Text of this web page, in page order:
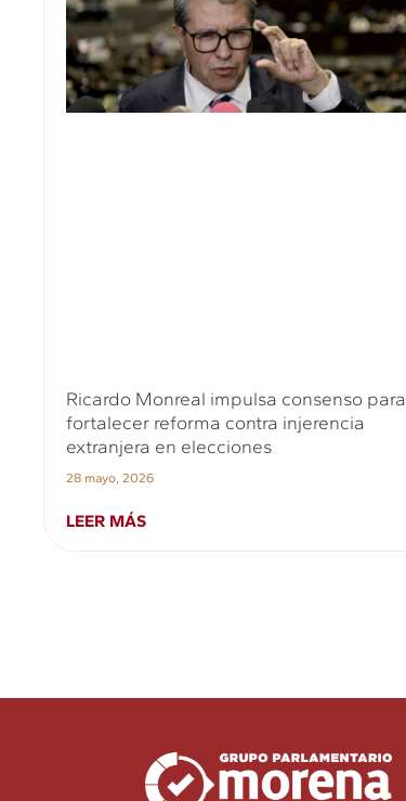
Ricardo Monreal impulsa consenso para
fortalecer reforma contra injerencia
extranjera en elecciones
28 mayo, 2026
LEER MÁS